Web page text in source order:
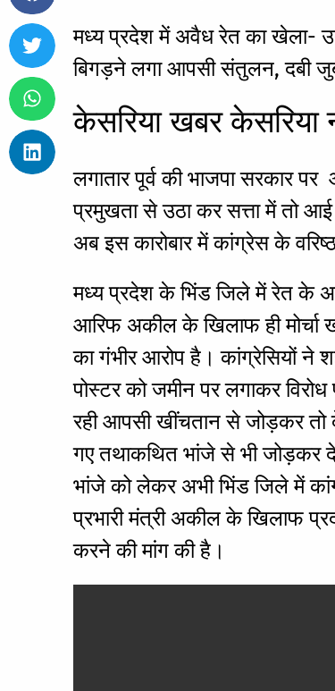
मध्य प्रदेश में अवैध रेत का खेला-
बिगड़ने लगा आपसी संतुलन, दबी
केसरिया खबर
लगातार पूर्व की भाजपा सरकार
प्रमुखता से उठा कर सत्ता में तो
अब इस कारोबार में कांग्रेस के
मध्य प्रदेश के भिंड जिले में रेत के
आरिफ अकील के खिलाफ ही मोर्चा
का गंभीर आरोप है। कांग्रेसियों
पोस्टर को जमीन पर लगाकर
रही आपसी खींचतान से जोड़कर तो
गए तथाकथित भांजे से भी जोड़कर
भांजे को लेकर अभी भिंड जिले में
प्रभारी मंत्री अकील के खिलाफ
करने की मांग की है।